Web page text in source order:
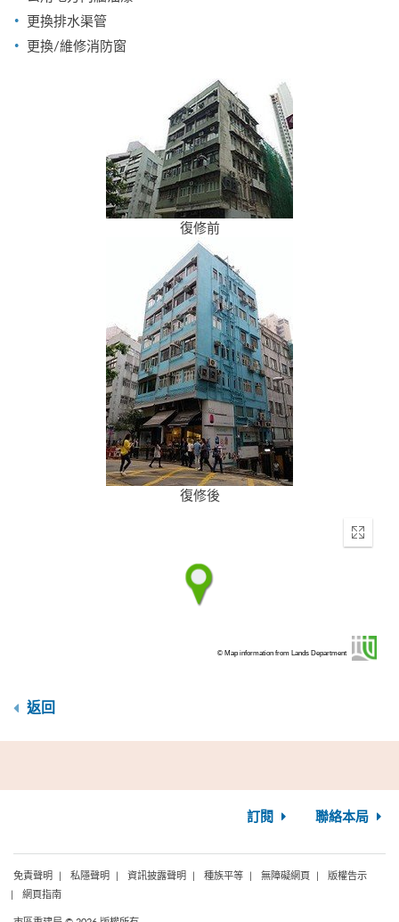
更換排水渠管
更換/維修消防窗
復修前
復修後
Enter
© Map information from Lands Department
返回
訂閱 聯絡本局
免責聲明 私隱聲明 資訊披露聲明 種族平等 無障礙網頁
版權告示
網頁指南